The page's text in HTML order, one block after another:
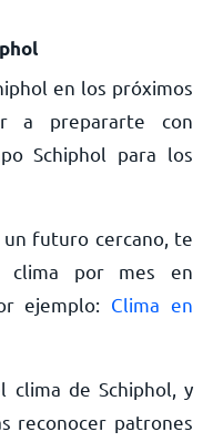
en los próximos
a prepararte con
Schiphol para los
un futuro cercano, te
clima por mes en
ejemplo: Clima en
clima de Schiphol, y
reconocer patrones